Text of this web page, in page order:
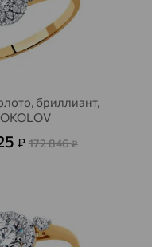
бриллиант,
₽ 172 846₽